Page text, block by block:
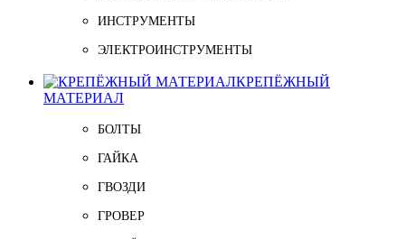
ИНСТРУМЕНТЫ
ЭЛЕКТРОИНСТРУМЕНТЫ
КРЕПЁЖНЫЙ
МАТЕРИАЛ
БОЛТЫ
ГАЙКА
ГВОЗДИ
ГРОВЕР